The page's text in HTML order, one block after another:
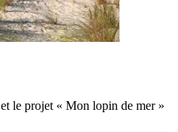
et le projet « Mon lopin de mer »